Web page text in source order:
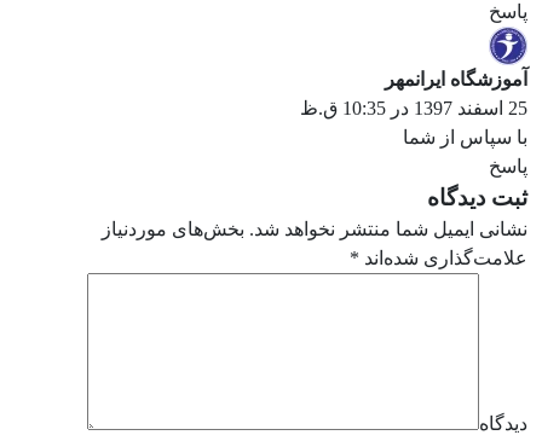
پاسخ
آموزشگاه ایرانمهر
25 اسفند 1397 در 10:35 ق.ظ
با سپاس از شما
پاسخ
ثبت دیدگاه
نشانی ایمیل شما منتشر نخواهد شد. بخش‌های موردنیاز
علامت‌گذاری شده‌اند *
دیدگاه